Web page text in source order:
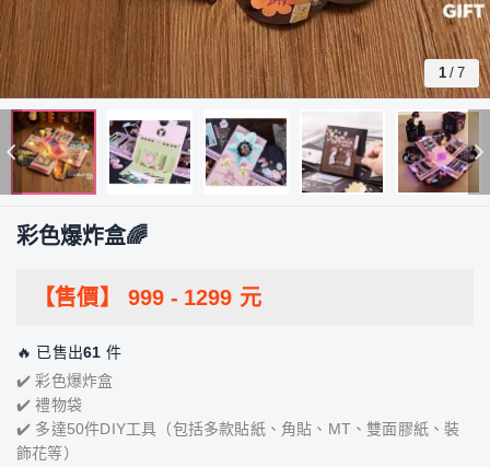
1 / 7
彩色爆炸盒🌈
【售價】 999 - 1299 元
🔥 已售出61 件
✔️ 彩色爆炸盒
✔️ 禮物袋
✔️ 多達50件DIY工具（包括多款貼紙、角貼、MT、雙面膠紙、裝
飾花等）